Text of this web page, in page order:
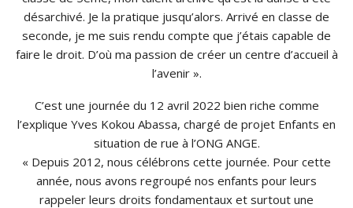
désarchivé. Je la pratique jusqu’alors. Arrivé en classe de
seconde, je me suis rendu compte que j’étais capable de
faire le droit. D’où ma passion de créer un centre d’accueil à
l’avenir ».
C’est une journée du 12 avril 2022 bien riche comme
l’explique Yves Kokou Abassa, chargé de projet Enfants en
situation de rue à l’ONG ANGE.
« Depuis 2012, nous célébrons cette journée. Pour cette
année, nous avons regroupé nos enfants pour leurs
rappeler leurs droits fondamentaux et surtout une